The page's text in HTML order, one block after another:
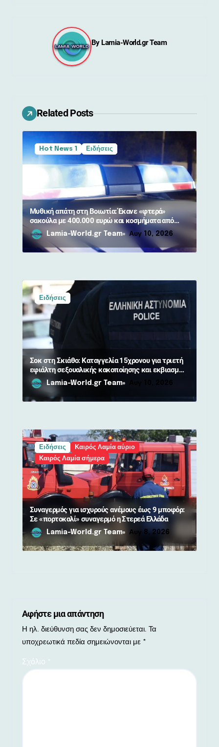
ά
ρ
θ
ω
ν
By Lamia-World.gr Team
Related Posts
Hot News 1 Ειδήσεις
Μυθική απάτη στη Βοιωτία: Έκανε «φτερά»
σακούλα με 400.000 ευρώ και κοσμήματα από
90χρονηLamia-World.gr Team Αυγ 10, 2026
Ειδήσεις
Σοκ στη Σκιάθο: Καταγγελία 15χρονου για τριετή
εφιάλτη σεξουαλικής κακοποίησης και εκβιασμών
από 17χρονο
Lamia-World.gr Team Αυγ 10, 2026
Ειδήσεις
Καιρός Λαμία αύριο
Καιρός Λαμία σήμερα
Συναγερμός για ισχυρούς ανέμους έως 9 μποφόρ:
Σε «πορτοκαλί» συναγερμό η Στερεά Ελλάδα
Lamia-World.gr Team Αυγ 8, 2026
Αφήστε μια απάντηση
Η ηλ. διεύθυνση σας δεν δημοσιεύεται. Τα
υποχρεωτικά πεδία σημειώνονται με *
Σχόλιο *